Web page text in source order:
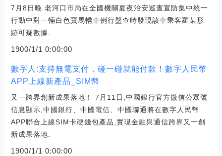
7月8日晚 老河口市局在全國機關夏夜治安巡查宣防集中統一
行動中對一輛白色寶馬轎車例行盤查時發現該車乘客羅某形
跡可疑數據.
1900/1/1 0:00:00
數字人:支持無電支付，碰一碰就能付款！數字人民幣
APP上線新產品_SIM幣
又一跨界創新成果落地！ 7月11日,中國銀行官方微信公眾號
信息顯示,中國銀行、中國電信、中國聯通將在數字人民幣
APP聯合上線SIM卡硬錢包產品,實現金融與通信跨界又一創
新成果落地.
1900/1/1 0:00:00